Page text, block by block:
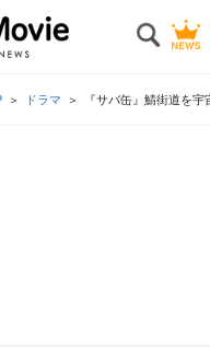
ドラマ 『サバ缶』鯖街道を